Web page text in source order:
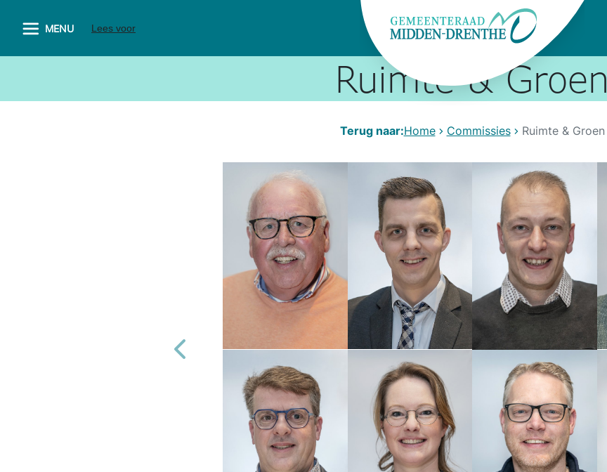
MENU Lees voor
Ruimte & Groen
Terug naar:Home Commissies Ruimte & Groen
Raadsleden: commissie fotocarousel
Vorige afbeeldingen